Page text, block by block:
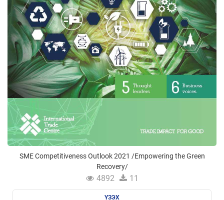
SME Competitiveness Outlook 2021 /Empowering the Green
Recovery/
4892 11
ҮЗЭХ